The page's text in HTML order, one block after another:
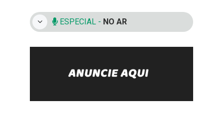
ESPECIAL - NO AR